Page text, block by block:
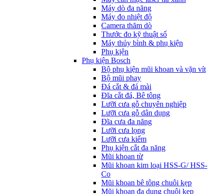
Máy dò đa năng
Máy đo nhiệt độ
Camera thăm dò
Thước đo kỹ thuật số
Máy thủy bình & phụ kiện
Phụ kịện
Phụ kiện Bosch
Bộ phụ kiện mũi khoan và vặn vít
Bộ mũi phay
Đá cắt & đá mài
Đĩa cắt đá, Bê tông
Lưỡi cưa gỗ chuyên nghiệp
Lưỡi cưa gỗ dân dụng
Đĩa cưa đa năng
Lưỡi cưa lọng
Lưỡi cưa kiếm
Phụ kiện cắt đa năng
Mũi khoan từ
Mũi khoan kim loại HSS-G/ HSS-
Co
Mũi khoan bê tông chuôi kẹp
Mũi khoan đa dụng chuôi kẹp